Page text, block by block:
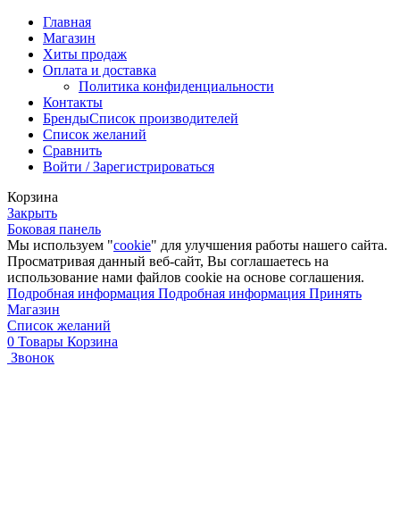
Главная
Магазин
Хиты продаж
Оплата и доставка
Политика конфиденциальности
Контакты
БрендыСписок производителей
Список желаний
Сравнить
Войти / Зарегистрироваться
Корзина
Закрыть
Боковая панель
Мы используем "cookie" для улучшения работы нашего сайта.
Просматривая данный веб-сайт, Вы соглашаетесь на
использование нами файлов cookie на основе соглашения.
Подробная информация Подробная информация Принять
Магазин
Список желаний
0 Товары Корзина
Звонок